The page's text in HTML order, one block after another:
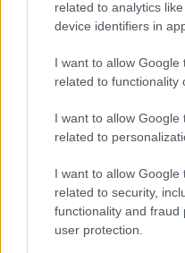
related to analytics
device identifiers in
I want to allow Google
related to functionality
I want to allow Google
related to
I want to allow Google
related to security,
functionality and
user protection.
scema, “non lucida”,
che adatta sempre la
salvo mollarli al loro
rabbia e di
Hanno disprezzato i
ne potevano più di
avvolti da bandiere
perdoneranno Hamas